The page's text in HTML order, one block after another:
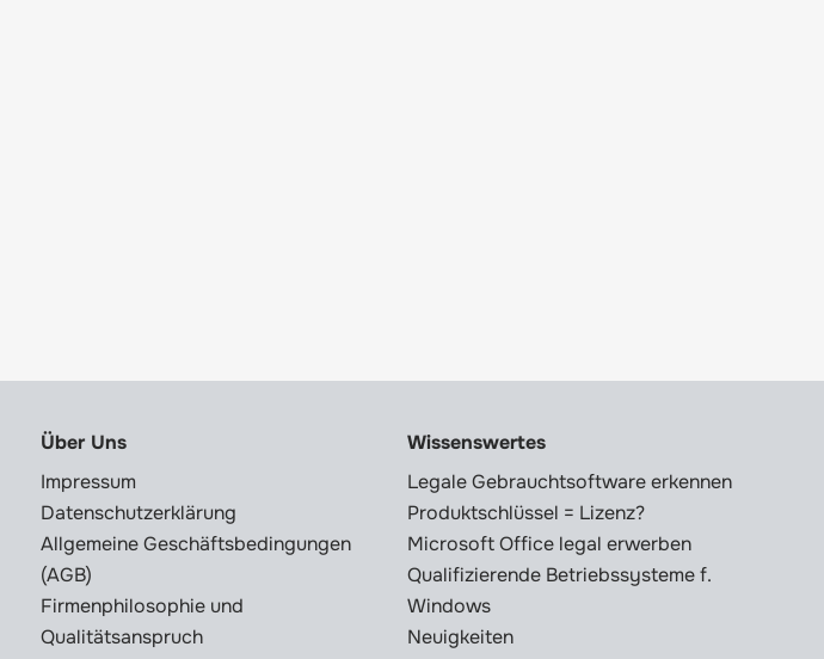
Über Uns
Impressum
Datenschutzerklärung
Allgemeine Geschäftsbedingungen
(AGB)
Firmenphilosophie und
Qualitätsanspruch
Wissenswertes
Legale Gebrauchtsoftware erkennen
Produktschlüssel = Lizenz?
Microsoft Office legal erwerben
Qualifizierende Betriebssysteme f.
Windows
Neuigkeiten